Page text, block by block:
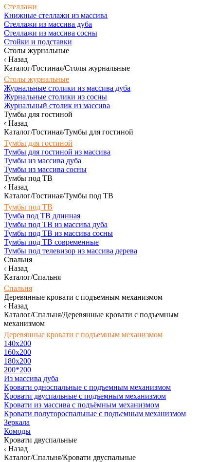
Стеллажи
Книжные стеллажи из массива
Стеллажи из массива дуба
Стеллажи из массива сосны
Стойки и подставки
Столы журнальные
Назад
Каталог/Гостиная/Столы журнальные
Столы журнальные
Журнальные столики из массива дуба
Журнальные столики из сосны
Журнальный столик из массива
Тумбы для гостиной
Назад
Каталог/Гостиная/Тумбы для гостиной
Тумбы для гостиной
Тумбы для гостиной из массива
Тумбы из массива дуба
Тумбы из массива сосны
Тумбы под ТВ
Назад
Каталог/Гостиная/Тумбы под ТВ
Тумбы под ТВ
Тумба под ТВ длинная
Тумбы под ТВ из массива дуба
Тумбы под ТВ из массива сосны
Тумбы под ТВ современные
Тумбы под телевизор из массива дерева
Спальня
Назад
Каталог/Спальня
Спальня
Деревянные кровати с подъемным механизмом
Назад
Каталог/Спальня/Деревянные кровати с подъемным
механизмом
Деревянные кровати с подъемным механизмом
140x200
160х200
180х200
200*200
Из массива дуба
Кровати односпальные с подъемным механизмом
Кровати двуспальные с подъемным механизмом
Кровати из массива с подъёмным механизмом
Кровати полутороспальные с подъемным механизмом
Зеркала
Комоды
Кровати двуспальные
Назад
Каталог/Спальня/Кровати двуспальные